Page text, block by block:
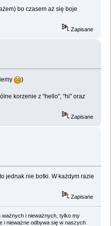
bo czasem aż się boje
Zapisane
)
korzenie z "hello", "hi" oraz
Zapisane
to jednak nie botki. W każdym razie
Zapisane
i nieważnych, tylko my
i nieważne odbywa się w naszych